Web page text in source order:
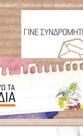
γονέων και δασκάλων